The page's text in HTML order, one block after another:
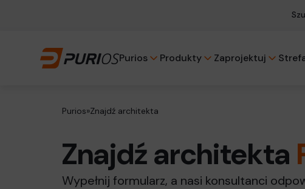
Purios Produkty Zaprojektuj
Znajdź architekta
Purios»Znajdź architekta
Znajdź architekta
Wypełnij formularz, a nasi konsultanci